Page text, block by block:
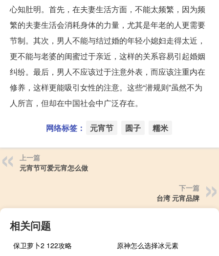
心知肚明。首先，在夫妻生活方面，不能太频繁，因为频
繁的夫妻生活会消耗身体的力量，尤其是年老的人更需要
节制。其次，男人不能与结过婚的年轻小媳妇走得太近，
更不能与老婆的闺蜜过于亲近，这样的关系容易引起婚姻
纠纷。最后，男人不应该过于注意外表，而应该注重内在
修养，这样更能吸引女性的注意。这些“潜规则”虽然不为
人所言，但却在中国社会中广泛存在。
网络标签： 元宵节 圆子 糯米
上一篇
元宵节可爱元宵怎么做
下一篇
台湾 元宵品牌
相关问题
保卫萝卜2 122攻略
原神怎么选择冰元素